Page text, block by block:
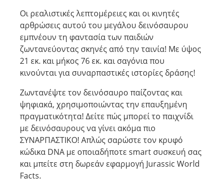
Οι ρεαλιστικές λεπτομέρειες και οι κινητές
αρθρώσεις αυτού του μεγάλου δεινόσαυρου
εμπνέουν τη φαντασία των παιδιών
ζωντανεύοντας σκηνές από την ταινία! Με ύψος
21 εκ. και μήκος 76 εκ. και σαγόνια που
κινούνται για συναρπαστικές ιστορίες δράσης!
Ζωντανέψτε τον δεινόσαυρο παίζοντας και
ψηφιακά, χρησιμοποιώντας την επαυξημένη
πραγματικότητα! Δείτε πώς μπορεί το παιχνίδι
με δεινόσαυρους να γίνει ακόμα πιο
ΣΥΝΑΡΠΑΣΤΙΚΟ! Απλώς σαρώστε τον κρυφό
κώδικα DNA με οποιαδήποτε smart συσκευή σας
και μπείτε στη δωρεάν εφαρμογή Jurassic World
Facts.